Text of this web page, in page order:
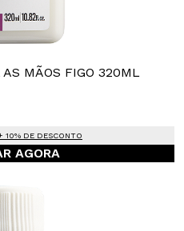
AS MÃOS FIGO 320ML
10% DE DESCONTO
AGORA